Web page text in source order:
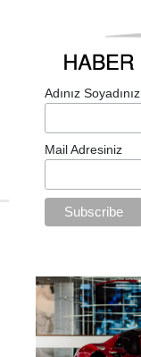
Adınız Soyadınız
Mail Adresiniz